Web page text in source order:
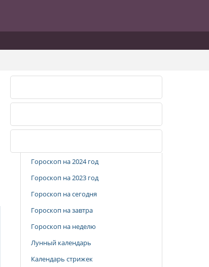
Гороскоп на 2024 год
Гороскоп на 2023 год
Гороскоп на сегодня
Гороскоп на завтра
Гороскоп на неделю
Лунный календарь
Календарь стрижек